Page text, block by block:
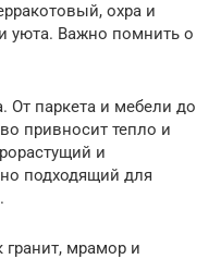
охра и
уюта. Важно помнить о
От паркета и мебели до
привносит тепло и
и
подходящий для
гранит, мрамор и